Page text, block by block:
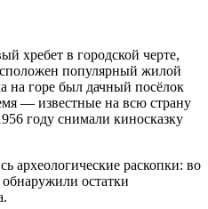
хребет в городской черте,
популярный жилой
горе был дачный посёлок
— известные на всю страну
году снимали киносказку
археологические раскопки: во
обнаружили остатки